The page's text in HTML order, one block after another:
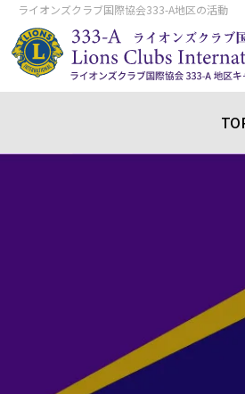
ライオンズクラブ国際協会333-A地区の活動